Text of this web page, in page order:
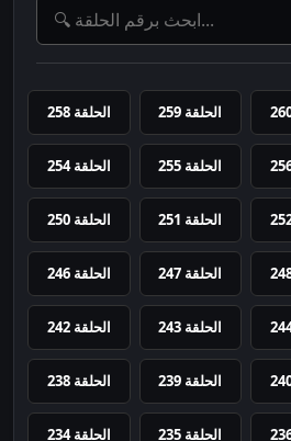
الحلقة 259 الحلقة 258
الحلقة 255 الحلقة 254
الحلقة 251 الحلقة 250
الحلقة 247 الحلقة 246
الحلقة 243 الحلقة 242
الحلقة 239 الحلقة 238
الحلقة 235 الحلقة 234